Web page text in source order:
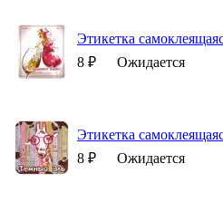
Этикетка
8 ₽
Ожидается
Этикетка
8 ₽
Ожидается